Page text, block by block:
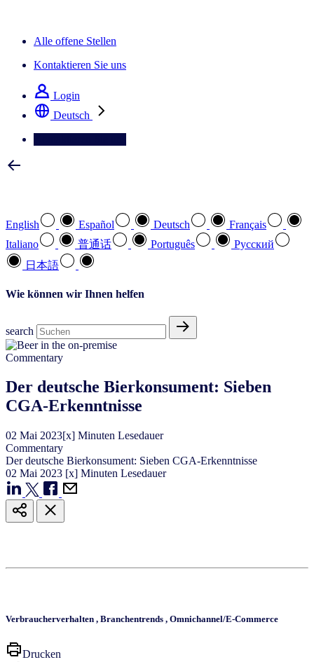
Alle offene Stellen
Kontaktieren Sie uns
Login
Deutsch
English Español Deutsch
Français
Italiano
普通话 Português
Pусский
日本語
Wie können wir Ihnen helfen
search
Commentary
Der deutsche Bierkonsument: Sieben
CGA-Erkenntnisse
02 Mai 2023[x] Minuten Lesedauer
Commentary
Der deutsche Bierkonsument: Sieben CGA-Erkenntnisse
02 Mai 2023 [x] Minuten Lesedauer
Verbraucherverhalten , Branchentrends , Omnichannel/E-Commerce
Drucken